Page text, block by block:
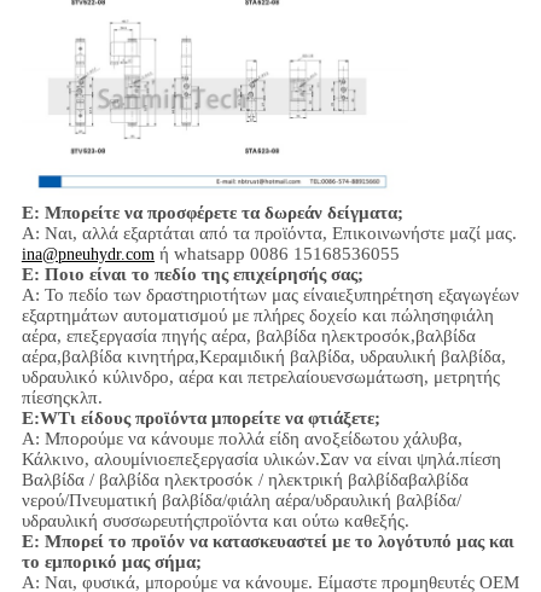
Ε: Μπορείτε να προσφέρετε τα δωρεάν δείγματα;
Α: Ναι, αλλά εξαρτάται από τα προϊόντα, Επικοινωνήστε μαζί μας.
ina@pneuhydr.com ή whatsapp 0086 15168536055
Ε: Ποιο είναι το πεδίο της επιχείρησής σας;
Α: Το πεδίο των δραστηριοτήτων μας είναιεξυπηρέτηση εξαγωγέων
εξαρτημάτων αυτοματισμού με πλήρες δοχείο και πώλησηφιάλη
αέρα, επεξεργασία πηγής αέρα, βαλβίδα ηλεκτροσόκ,βαλβίδα
αέρα,βαλβίδα κινητήρα,Κεραμιδική βαλβίδα, υδραυλική βαλβίδα,
υδραυλικό κύλινδρο, αέρα και πετρελαίουενσωμάτωση, μετρητής
πίεσηςκλπ.
Ε:WΤι είδους προϊόντα μπορείτε να φτιάξετε;
Α: Μπορούμε να κάνουμε πολλά είδη ανοξείδωτου χάλυβα,
Κάλκινο, αλουμίνιοεπεξεργασία υλικών.Σαν να είναι ψηλά.πίεση
Βαλβίδα / βαλβίδα ηλεκτροσόκ / ηλεκτρική βαλβίδαβαλβίδα
νερού/Πνευματική βαλβίδα/φιάλη αέρα/υδραυλική βαλβίδα/
υδραυλική συσσωρευτήςπροϊόντα και ούτω καθεξής.
Ε: Μπορεί το προϊόν να κατασκευαστεί με το λογότυπό μας και
το εμπορικό μας σήμα;
Α: Ναι, φυσικά, μπορούμε να κάνουμε. Είμαστε προμηθευτές OEM